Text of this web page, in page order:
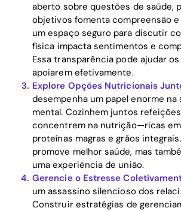
Download
aberto sobre questões de saúde,
objetivos fomenta compreensão e
um espaço seguro para discutir
física impacta sentimentos e
Essa transparência pode ajudar
apoiarem efetivamente.
Explore Opções Nutricionais
desempenha um papel enorme na
mental. Cozinhem juntos
concentrem na nutrição—ricas
proteínas magras e grãos
promove melhor saúde, mas
uma experiência de união.
Gerencie o Estresse
um assassino silencioso dos
Construir estratégias de